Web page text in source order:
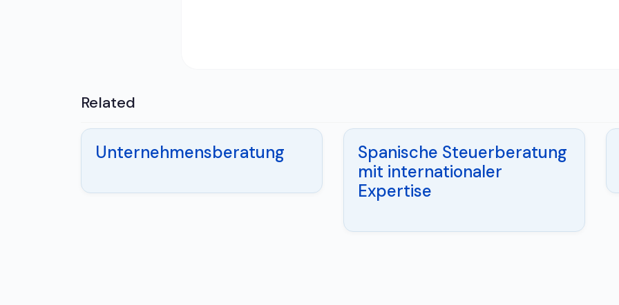
Related
Unternehmensberatung
Spanische Steuerberatung
mit internationaler
Expertise